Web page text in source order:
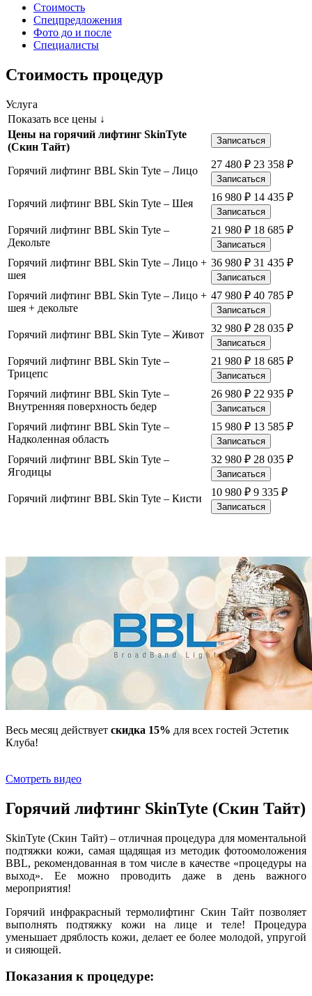
Стоимость
Спецпредложения
Фото до и после
Специалисты
Стоимость процедур
Услуга
Показать все цены ↓
Цены на горячий лифтинг SkinTyte
(Скин Тайт)
Записаться
Горячий лифтинг BBL Skin Tyte – Лицо
27 480 ₽ 23 358 ₽
Записаться
Горячий лифтинг BBL Skin Tyte – Шея
16 980 ₽ 14 435 ₽
Записаться
Горячий лифтинг BBL Skin Tyte –
Декольте
21 980 ₽ 18 685 ₽
Записаться
Горячий лифтинг BBL Skin Tyte – Лицо +
шея
36 980 ₽ 31 435 ₽
Записаться
Горячий лифтинг BBL Skin Tyte – Лицо +
шея + декольте
47 980 ₽ 40 785 ₽
Записаться
Горячий лифтинг BBL Skin Tyte – Живот
32 980 ₽ 28 035 ₽
Записаться
Горячий лифтинг BBL Skin Tyte –
Трицепс
21 980 ₽ 18 685 ₽
Записаться
Горячий лифтинг BBL Skin Tyte –
Внутренняя поверхность бедер
26 980 ₽ 22 935 ₽
Записаться
Горячий лифтинг BBL Skin Tyte –
Надколенная область
15 980 ₽ 13 585 ₽
Записаться
Горячий лифтинг BBL Skin Tyte –
Ягодицы
32 980 ₽ 28 035 ₽
Записаться
Горячий лифтинг BBL Skin Tyte – Кисти
10 980 ₽ 9 335 ₽
Записаться
Весь месяц действует скидка 15% для всех гостей Эстетик
Клуба!
Смотреть видео
Горячий лифтинг SkinTyte (Скин Тайт)
SkinTyte (Скин Тайт) – отличная процедура для моментальной
подтяжки кожи, самая щадящая из методик фотоомоложения
BBL, рекомендованная в том числе в качестве «процедуры на
выход». Ее можно проводить даже в день важного
мероприятия!
Горячий инфракрасный термолифтинг Скин Тайт позволяет
выполнять подтяжку кожи на лице и теле! Процедура
уменьшает дряблость кожи, делает ее более молодой, упругой
и сияющей.
Показания к процедуре: